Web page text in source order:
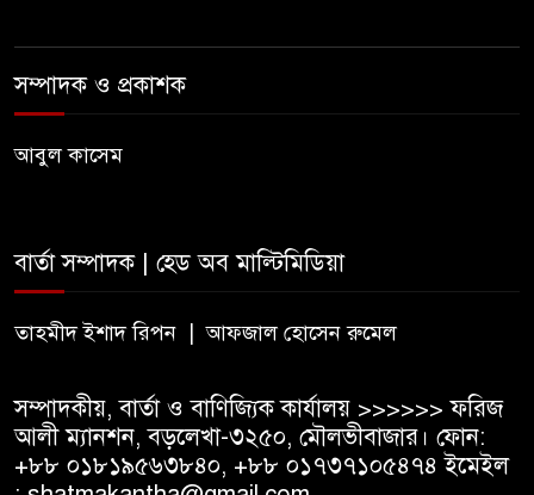
জুড়ীতে চা শ্রমিকদের এক দফা
সমাপ্তি, বিজয়ীদের পুরস্কার
বড়লেখায় দক্ষিণভাগ এনসিএম উচ্চ
বিদ্যালয়ে জুলাই গণঅভ্যুত্থান দিবস
উদযাপন
সম্পাদক ও প্রকাশক
আবুল কাসেম
বার্তা সম্পাদক | হেড অব মাল্টিমিডিয়া
তাহমীদ ইশাদ রিপন | আফজাল হোসেন রুমেল
সম্পাদকীয়, বার্তা ও বাণিজ্যিক কার্যালয় >>>>>> ফরিজ
আলী ম্যানশন, বড়লেখা-৩২৫০, মৌলভীবাজার। ফোন:
+৮৮ ০১৮১৯৫৬৩৮৪০, +৮৮ ০১৭৩৭১০৫৪৭৪ ইমেইল